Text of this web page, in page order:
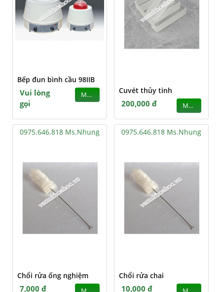
Bếp đun bình cầu 98IIB
Vui lòng
gọi
MUA Cuvét thủy tinh
200,000 đ MUA
0975.646.818 Ms.Nhung
Chổi rửa ống nghiệm
7,000 đ
0975.646.818 Ms.Nhung
Chổi rửa chai
10,000 đ